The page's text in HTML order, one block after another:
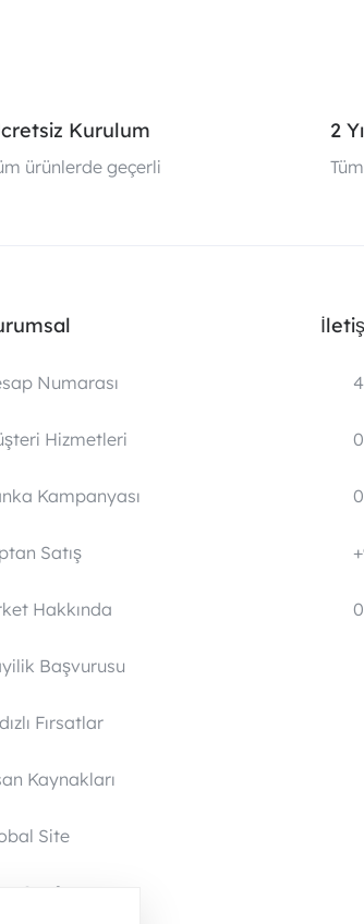
Kurulum
ürünlerde geçerli
2
Numarası
Hizmetleri
Kampanyası
Satış
Hakkında
Başvurusu
Fırsatlar
Kaynakları
Site
Sayfa